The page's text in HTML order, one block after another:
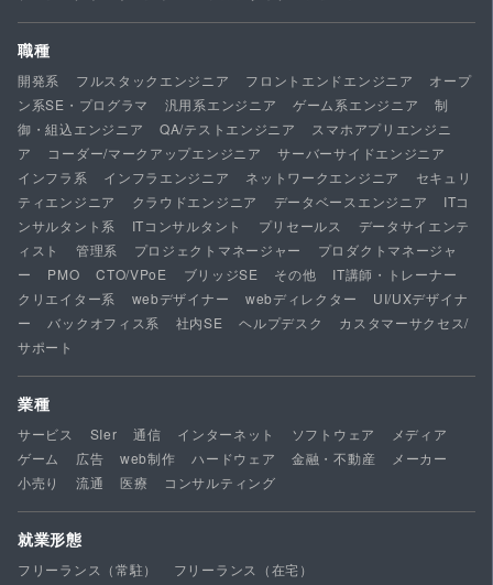
職種
開発系 フルスタックエンジニア フロントエンドエンジニア
オープ
ン系SE・プログラマ
汎用系エンジニア ゲーム系エンジニア
制
御・組込エンジニア
QA/テストエンジニア
スマホアプリエンジニ
ア
コーダー/マークアップエンジニア
サーバーサイドエンジニア
インフラ系
インフラエンジニア ネットワークエンジニア
セキュリ
ティエンジニア
クラウドエンジニア データベースエンジニア
ITコ
ンサルタント系
ITコンサルタント プリセールス
データサイエンテ
ィスト
管理系 プロジェクトマネージャー
プロダクトマネージャ
ー
PMO CTO/VPoE ブリッジSE その他
IT講師・トレーナー
クリエイター系
webデザイナー webディレクター
UI/UXデザイナ
ー
バックオフィス系 社内SE ヘルプデスク
カスタマーサクセス/
サポート
業種
サービス SIer 通信 インターネット ソフトウェア
メディア
ゲーム
広告 web制作 ハードウェア 金融・不動産
メーカー
小売り
流通 医療 コンサルティング
就業形態
フリーランス（常駐） フリーランス（在宅）